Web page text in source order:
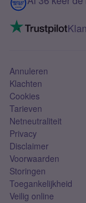
Mobiel internet
Mobiel abonnement
VoLTE 4G bellen
Annuleren
Klachten
Cookies
Tarieven
Netneutraliteit
Privacy
Disclaimer
Voorwaarden
Storingen
Toegankelijkheid
Veilig online